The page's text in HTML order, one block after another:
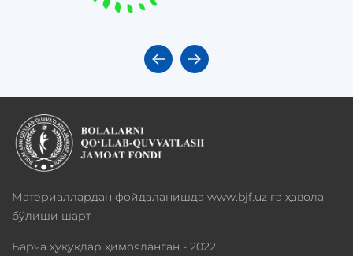
Материаллардан фойдаланишда www.bjf.uz га ҳавола
бўлиши шарт
Барча ҳуқуқлар ҳимояланган - 2022